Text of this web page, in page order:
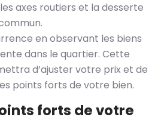
axes routiers et la desserte
en observant les biens
dans le quartier. Cette
d’ajuster votre prix et de
points forts de votre bien.
forts de votre